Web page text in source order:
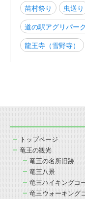
苗村祭り
虫送り
道の駅アグリパー
龍王寺（雪野寺）
トップページ
竜王の観光
竜王の名所旧跡
竜王八景
竜王ハイキングコ
竜王ウォーキング